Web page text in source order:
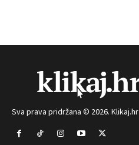
Sva prava pridržana © 2026. Klikaj.hr